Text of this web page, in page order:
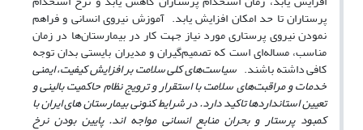
پرستاران تا حد امکان افزایش یابد. آموزش نیروی انسانی و فراهم
نمودن نیروی پرستاری مورد نیاز جهت کار در بیمارستان‌ها در زمان
مناسب، مساله‌ای است که تصمیم‌گیران و مدیران بایستی بدان توجه
کافی داشته باشند.سیاست‌های کلی سلامت بر افزایش کیفیت، ایمنی
خدمات و مراقبت‌های سلامت با استقرار و ترویج نظام حاکمیت بالینی و
تعیین استانداردها تاکید دارد. در شرایط کنونی بیمارستان های ایران با
کمبود پرستار و بحران منابع انسانی مواجه اند. پایین بودن نرخ